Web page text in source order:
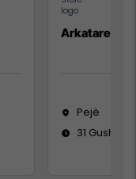
Arkatare
Pejë
31 Gusht